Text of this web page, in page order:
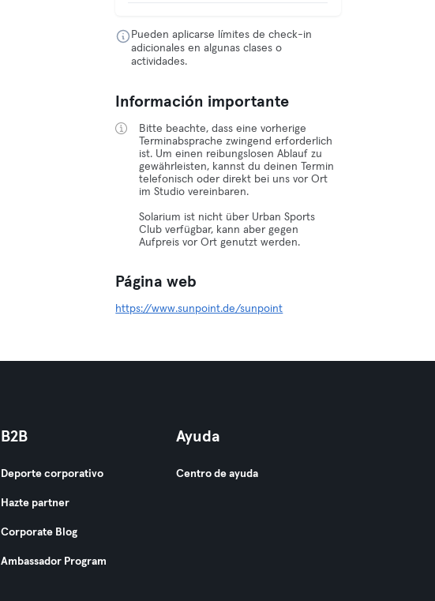
Pueden aplicarse límites de check-in
adicionales en algunas clases o
actividades.
Información importante
Bitte beachte, dass eine vorherige
Terminabsprache zwingend erforderlich
ist. Um einen reibungslosen Ablauf zu
gewährleisten, kannst du deinen Termin
telefonisch oder direkt bei uns vor Ort
im Studio vereinbaren.
Solarium ist nicht über Urban Sports
Club verfügbar, kann aber gegen
Aufpreis vor Ort genutzt werden.
Página web
https://www.sunpoint.de/sunpoint
B2B
Deporte corporativo
Hazte partner
Corporate Blog
Ambassador Program
Ayuda
Centro de ayuda